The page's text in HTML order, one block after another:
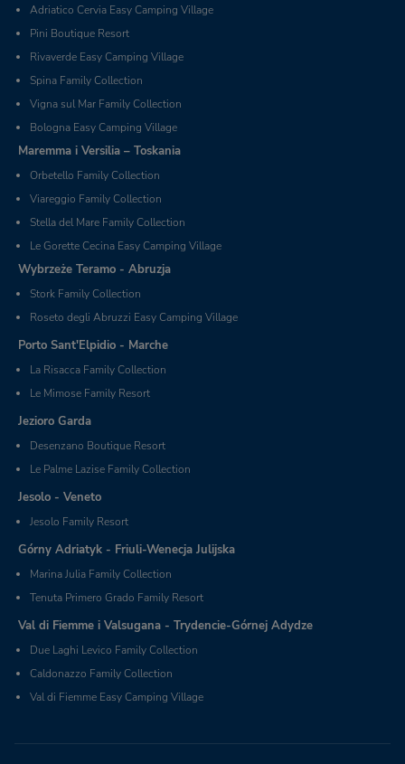
Adriatico Cervia Easy Camping Village
Pini Boutique Resort
Rivaverde Easy Camping Village
Spina Family Collection
Vigna sul Mar Family Collection
Bologna Easy Camping Village
Maremma i Versilia – Toskania
Orbetello Family Collection
Viareggio Family Collection
Stella del Mare Family Collection
Le Gorette Cecina Easy Camping Village
Wybrzeże Teramo - Abruzja
Stork Family Collection
Roseto degli Abruzzi Easy Camping Village
Porto Sant'Elpidio - Marche
La Risacca Family Collection
Le Mimose Family Resort
Jezioro Garda
Desenzano Boutique Resort
Le Palme Lazise Family Collection
Jesolo - Veneto
Jesolo Family Resort
Górny Adriatyk - Friuli-Wenecja Julijska
Marina Julia Family Collection
Tenuta Primero Grado Family Resort
Val di Fiemme i Valsugana - Trydencie-Górnej Adydze
Due Laghi Levico Family Collection
Caldonazzo Family Collection
Val di Fiemme Easy Camping Village